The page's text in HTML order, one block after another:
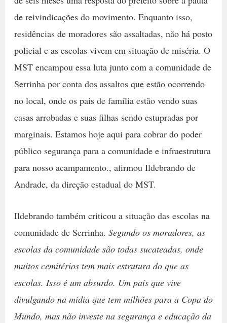
de reivindicações do movimento. Enquanto isso,
residências de moradores são assaltadas, não há posto
policial e as escolas vivem em situação de miséria. O
MST encampou essa luta junto com a comunidade de
Serrinha por conta dos assaltos que estão ocorrendo
no local, onde os pais de família estão vendo suas
casas arrobadas e suas filhas sendo estupradas por
marginais. Estamos hoje aqui para cobrar do poder
público segurança para a comunidade e infraestrutura
para nosso acampamento., afirmou Ildebrando de
Andrade, da direção estadual do MST.
Ildebrando também criticou a situação das escolas na
comunidade de Serrinha. Segundo os moradores, as
escolas da comunidade são todas sucateadas, onde
muitos cemitérios tem mais estrutura do que as
escolas. Isso é um absurdo. Um país que vive
divulgando na mídia que tem milhões para a Copa do
Mundo, mas não investe na segurança e educação da